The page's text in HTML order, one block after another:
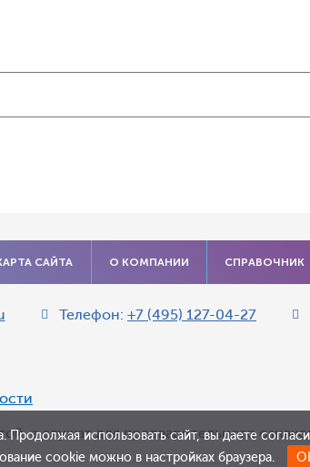
САЙТА О КОМПАНИИ СПРАВОЧНИК
Телефон:+7 (495) 127-04-27
а служат для предварительного
использовать сайт, вы даете
cookie можно в настройках браузера.